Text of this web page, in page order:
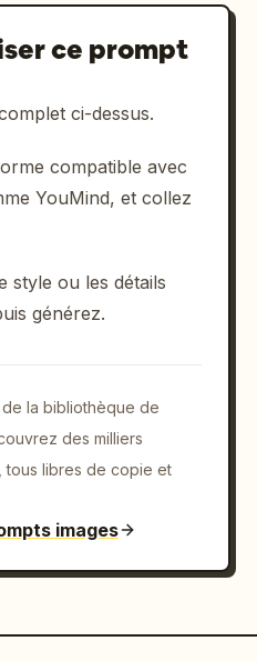
ce prompt
ci-dessus.
compatible avec
YouMind, et collez
style ou les détails
générez.
la bibliothèque de
des milliers
tous libres de copie et
images